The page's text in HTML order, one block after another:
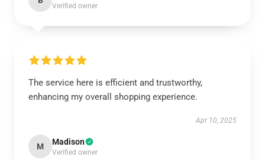
Verified owner
The service here is efficient and trustworthy,
enhancing my overall shopping experience.
Apr 10, 2025
M Madison
Verified owner